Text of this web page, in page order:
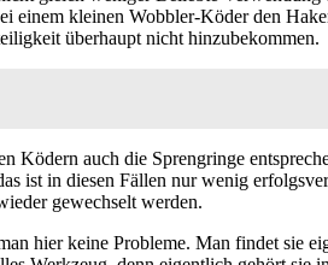
einem kleinen Wobbler-Köder den
überhaupt nicht hinzubekommen.
Ködern auch die Sprengringe
ist in diesen Fällen nur wenig
gewechselt werden.
hier keine Probleme. Man findet sie